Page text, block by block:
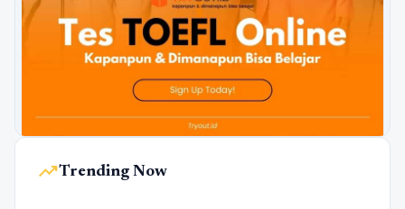
trending_upTrending Now